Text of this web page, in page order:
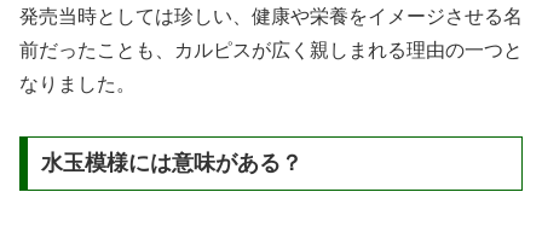
発売当時としては珍しい、健康や栄養をイメージさせる名
前だったことも、カルピスが広く親しまれる理由の一つと
なりました。
水玉模様には意味がある？